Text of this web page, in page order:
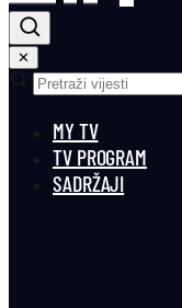
✕
MY TV
TV PROGRAM
SADRŽAJI